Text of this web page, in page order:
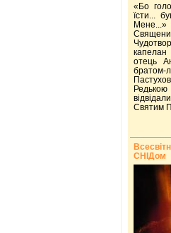
«Бо
їсти...
отець
Редькою
Святим
СНІДом